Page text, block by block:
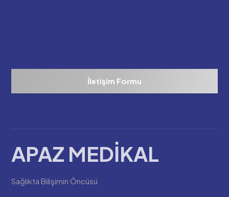
İletişim Formu
APAZ MEDİKAL
Sağlıkta Bilişimin Öncüsü